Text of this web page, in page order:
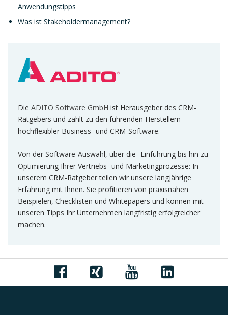
Anwendungstipps
Was ist Stakeholdermanagement?
Die ADITO Software GmbH ist Herausgeber des CRM-
Ratgebers und zählt zu den führenden Herstellern
hochflexibler Business- und CRM-Software.
Von der Software-Auswahl, über die -Einführung bis hin zu
Optimierung Ihrer Vertriebs- und Marketingprozesse: In
unserem CRM-Ratgeber teilen wir unsere langjährige
Erfahrung mit Ihnen. Sie profitieren von praxisnahen
Beispielen, Checklisten und Whitepapers und können mit
unseren Tipps Ihr Unternehmen langfristig erfolgreicher
machen.